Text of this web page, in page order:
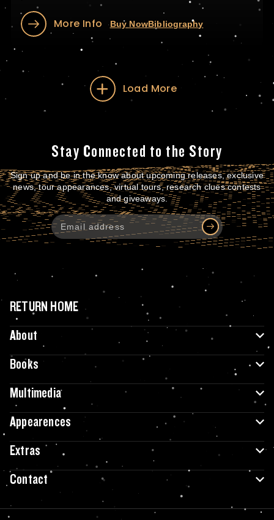
More Info Buy NowBibliography
Load More
Stay Connected to the Story
Sign up and be in the know about upcoming releases, exclusive
news, tour appearances, virtual tours, research clues contests
and giveaways.
RETURN HOME
About
Books
Multimedia
Appearences
Extras
Contact